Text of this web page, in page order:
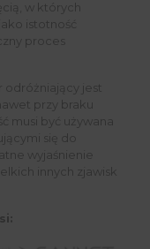
w których
istotność
proces
jest
przy braku
musi być używana
się do
wyjaśnienie
innych zjawisk